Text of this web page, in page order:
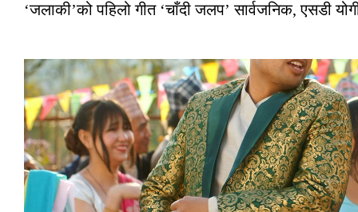
‘जलाकी’को पहिलो गीत ‘चाँदी जलप’ सार्वजनिक, एसडी